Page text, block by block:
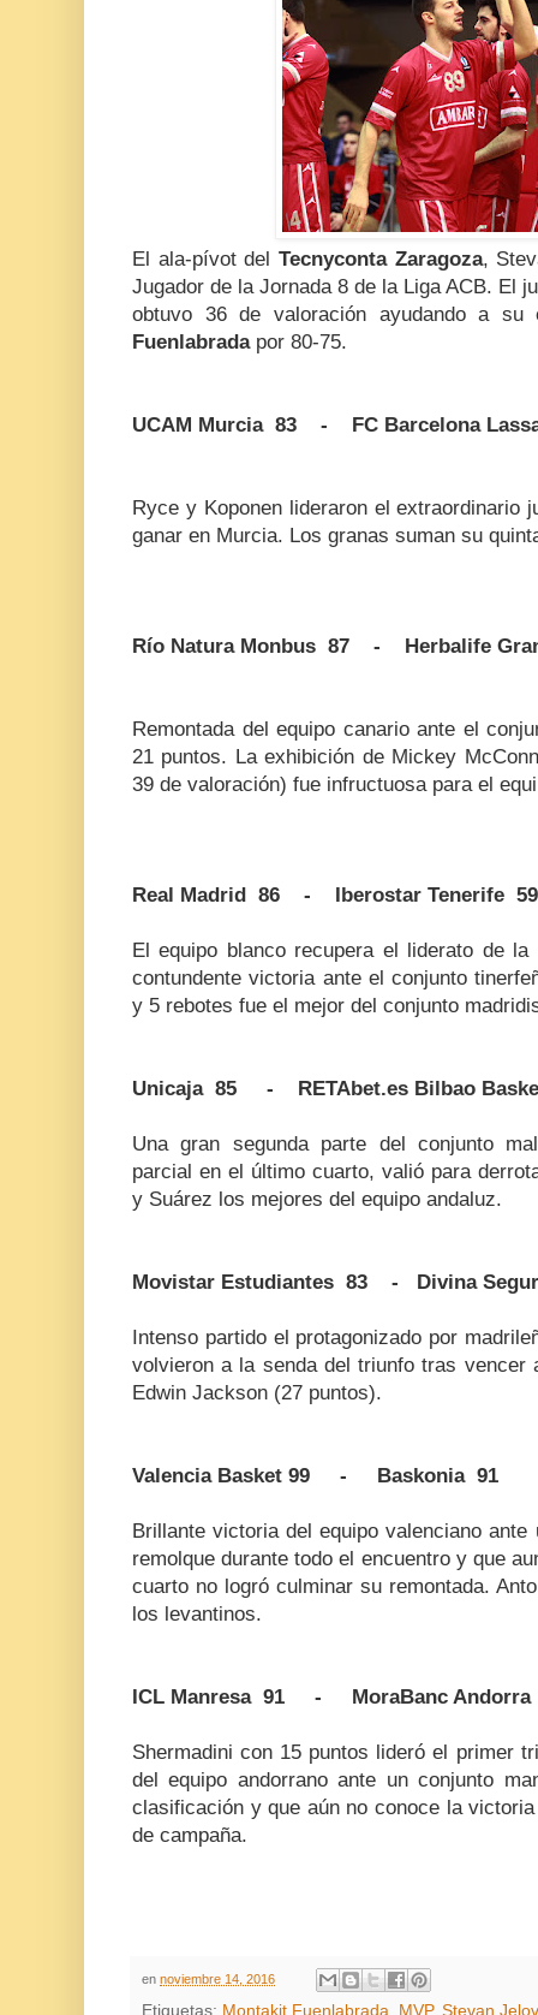
El ala-pívot del Tecnyconta Zaragoza,
Jugador de la Jornada 8 de la Liga ACB. El
obtuvo 36 de valoración ayudando a
Fuenlabrada por 80-75.
UCAM Murcia 83 - FC Barcelona
Ryce y Koponen lideraron el extraordinario
ganar en Murcia. Los granas suman su
Río Natura Monbus 87 - Herbalife
Remontada del equipo canario ante el
21 puntos. La exhibición de Mickey
39 de valoración) fue infructuosa para el
Real Madrid 86 - Iberostar Tenerife 59
El equipo blanco recupera el liderato de
contundente victoria ante el conjunto
y 5 rebotes fue el mejor del conjunto
Unicaja 85 - RETAbet.es Bilbao
Una gran segunda parte del conjunto
parcial en el último cuarto, valió para
y Suárez los mejores del equipo andaluz.
Movistar Estudiantes 83 - Divina
Intenso partido el protagonizado por
volvieron a la senda del triunfo tras vencer
Edwin Jackson (27 puntos).
Valencia Basket 99 - Baskonia 91
Brillante victoria del equipo valenciano
remolque durante todo el encuentro y que
cuarto no logró culminar su remontada.
los levantinos.
ICL Manresa 91 - MoraBanc Andorra
Shermadini con 15 puntos lideró el primer
del equipo andorrano ante un conjunto
clasificación y que aún no conoce la
de campaña.
en noviembre 14, 2016
Etiquetas: Montakit Fuenlabrada MVP, Stevan